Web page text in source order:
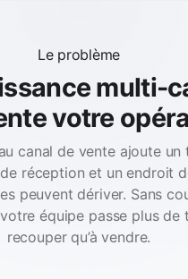
Le problème
multi-
votre
canal de vente ajoute un
réception et un endroit
peuvent dériver. Sans
équipe passe plus de
recouper qu’à vendre.